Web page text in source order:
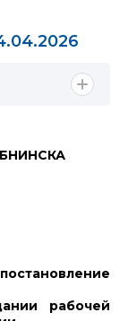
рабочей